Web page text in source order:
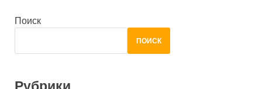
Поиск
ПОИСК
Рубрики